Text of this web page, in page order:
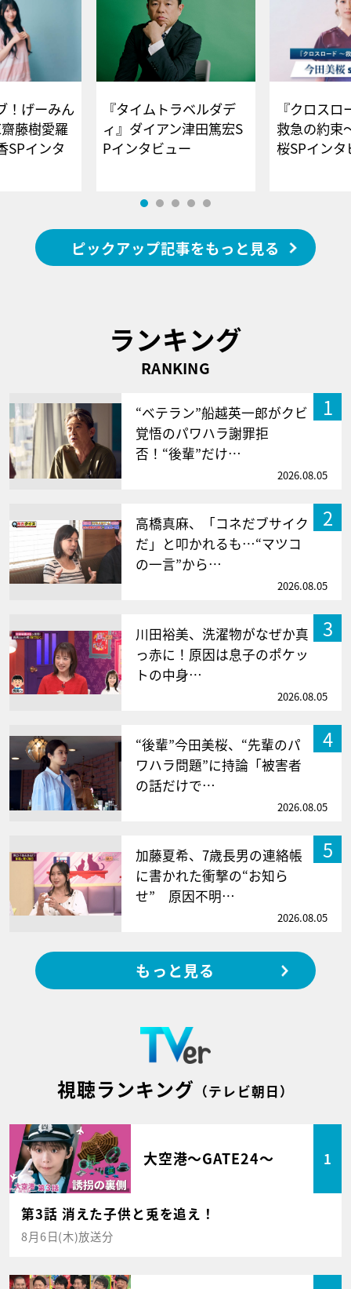
！げーみん
藤樹愛羅
SPインタ
『タイムトラベルダデ
ィ』ダイアン津田篤宏S
Pインタビュー
『クロス
救急の約束
桜SPイ
ピックアップ記事をもっと見る
ランキング
RANKING
1
“ベテラン”船越英一郎がクビ
覚悟のパワハラ謝罪拒
否！“後輩”だけ…
2026.08.05
2
高橋真麻、「コネだブサイク
だ」と叩かれるも…“マツコ
の一言”から…
2026.08.05
3
川田裕美、洗濯物がなぜか真
っ赤に！原因は息子のポケッ
トの中身…
2026.08.05
4
“後輩”今田美桜、“先輩のパ
ワハラ問題”に持論「被害者
の話だけで…
2026.08.05
5
加藤夏希、7歳長男の連絡帳
に書かれた衝撃の“お知ら
せ” 原因不明…
2026.08.05
もっと見る
視聴ランキング （テレビ朝日）
大空港～GATE24～ 1
第3話 消えた子供と兎を追え！
8月6日(木)放送分